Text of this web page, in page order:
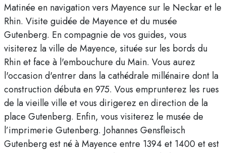
Matinée en navigation vers Mayence sur le Neckar et le
Rhin. Visite guidée de Mayence et du musée
Gutenberg. En compagnie de vos guides, vous
visiterez la ville de Mayence, située sur les bords du
Rhin et face à l'embouchure du Main. Vous aurez
l'occasion d'entrer dans la cathédrale millénaire dont la
construction débuta en 975. Vous emprunterez les rues
de la vieille ville et vous dirigerez en direction de la
place Gutenberg. Enfin, vous visiterez le musée de
l’imprimerie Gutenberg. Johannes Gensfleisch
Gutenberg est né à Mayence entre 1394 et 1400 et est